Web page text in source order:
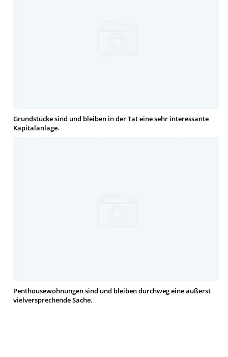
Grundstücke sind und bleiben in der Tat eine sehr interessante
Kapitalanlage.
Penthousewohnungen sind und bleiben durchweg eine äußerst
vielversprechende Sache.